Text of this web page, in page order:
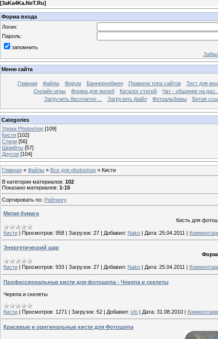
[3aKa4Ka.NeT.Ru]
Форма входа
Логин:
Пароль:
запомнить
Меню сайта
Главная Файлы Форум Баннерообмен Правила топа сайтов
Тест для
Онлайн игры
Форма для жалоб Каталог статей
Чат - общение на
Загрузить бесплатно ...
Загрузить файл Фотоальбомы Битая
Categories
Уроки Photoshop [109]
Кисти [102]
Стили [56]
Шрифты [57]
Другое [104]
Главная » Файлы » Все для photoshop » Кисти
В категории материалов: 102
Показано материалов: 1-15
Сортировать по: Рейтингу
Мятая бумага
Кисть для
Кисти | Просмотров: 958 | Загрузок: 27 | Добавил: Nako | Дата: 25.04.2011 |
Энергетический шар
Кисти Просмотров: 933 Загрузок: 27 Добавил: Nako Дата: 25.04.2011
Профессиональные кисти для фотошопа - Черепа и скелеты
Черепа и скелеты
Кисти Просмотров: 1271 Загрузок: 52 Добавил: sfo Дата: 31.08.2010
Красивые и оригинальные кисти для Фотошопа